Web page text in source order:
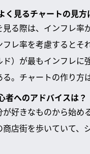
く見るチャートの見
見る際は、インフレ率
レ率を考慮するとそ
ド）が最もインフレに
る。チャートの作り方
者へのアドバイスは？
が好きなものから始
商店街を歩いていて、